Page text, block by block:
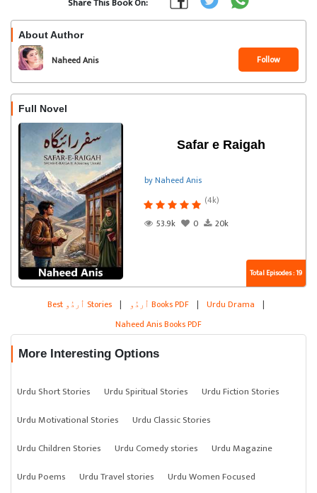
About Author
Naheed Anis Follow
Full Novel
Safar e Raigah
by Naheed Anis
(4k)
53.9k
0 20k
Total Episodes : 19
Best اُردُو Stories | اُردُو Books PDF | Urdu Drama |
Naheed Anis Books PDF
More Interesting Options
Urdu Short Stories Urdu Spiritual Stories
Urdu Fiction Stories
Urdu Motivational Stories
Urdu Classic Stories
Urdu Children Stories
Urdu Comedy stories
Urdu Magazine
Urdu Poems
Urdu Travel stories Urdu Women Focused